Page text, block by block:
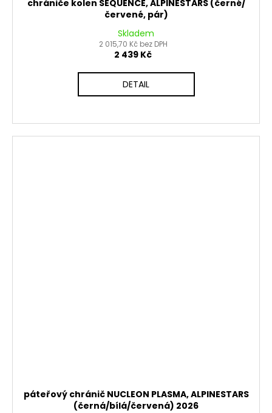
chrániče kolen SEQUENCE, ALPINESTARS (černé/
červené, pár)
Skladem
2 015,70 Kč bez DPH
2 439 Kč
DETAIL
páteřový chránič NUCLEON PLASMA, ALPINESTARS
(černá/bílá/červená) 2026